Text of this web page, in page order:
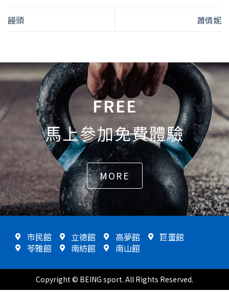
饅頭 蕭倩妮
FREE
馬上參加免費體驗
MORE
Copyright © BEING sport. All Rights Reserved.
市民館 立德館 高夢館
巨蛋館
苓雅館
南紡館 南山館